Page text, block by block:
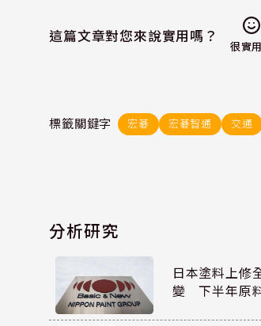
這篇文章對您來說實用嗎？
很實
標籤關鍵字 宏碁 宏碁智通 交通
分析研究
日本塗料上修
變 下半年原